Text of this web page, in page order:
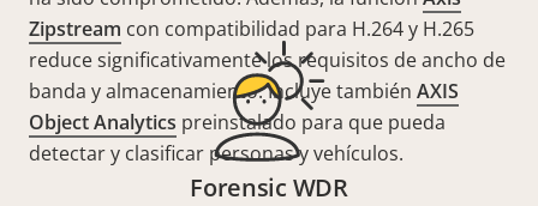
Zipstream con compatibilidad para H.264 y H.265
reduce significativamente los requisitos de ancho de
banda y almacenamiento. Incluye también AXIS
Object Analytics preinstalado para que pueda
detectar y clasificar personas y vehículos.
Forensic WDR